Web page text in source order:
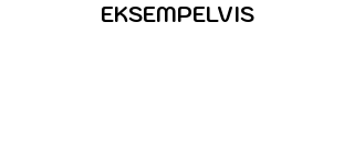
EKSEMPELVIS